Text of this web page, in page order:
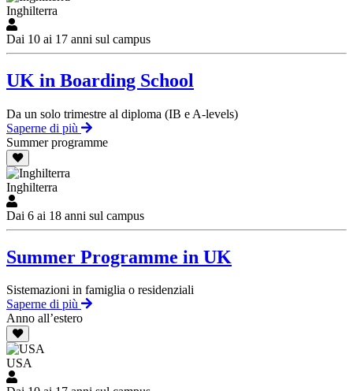
Inghilterra
Dai 10 ai 17 anni sul campus
UK in Boarding School
Da un solo trimestre al diploma (IB e A-levels)
Saperne di più
Summer programme
Inghilterra
Dai 6 ai 18 anni sul campus
Summer Programme in UK
Sistemazioni in famiglia o residenziali
Saperne di più
Anno all’estero
USA